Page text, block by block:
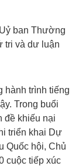
ban Thường
tri và dư luận
hành trình tiếng
Trong buổi
đề khiếu nại
triển khai Dự
Quốc hội, Chủ
cuộc tiếp xúc